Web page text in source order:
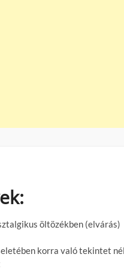
öltözékben (elvárás)
korra való tekintet